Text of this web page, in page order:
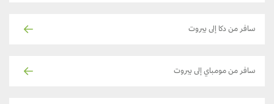
سافر من دكا إلى بيروت
سافر من مومباي إلى بيروت